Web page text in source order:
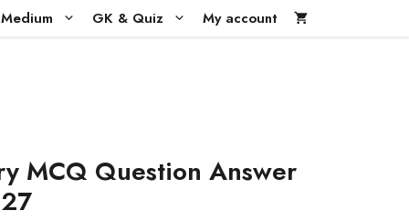
GK & Quiz My account
MCQ Question Answer